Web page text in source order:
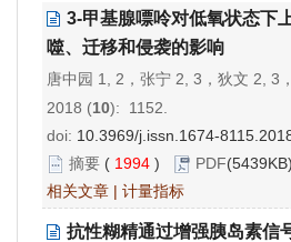
3-甲基腺嘌呤对低氧状态下
噬、迁移和侵袭的影响
唐中园 1, 2，张宁 2, 3，狄文 2, 3
2018 (10): 1152.
doi: 10.3969/j.issn.1674-
摘要 ( 1994 ) PDF
相关文章 | 计量指标
抗性糊精通过增强胰岛素信